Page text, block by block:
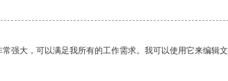
强大，可以满足我所有的工作需求。我可以使用它来编辑